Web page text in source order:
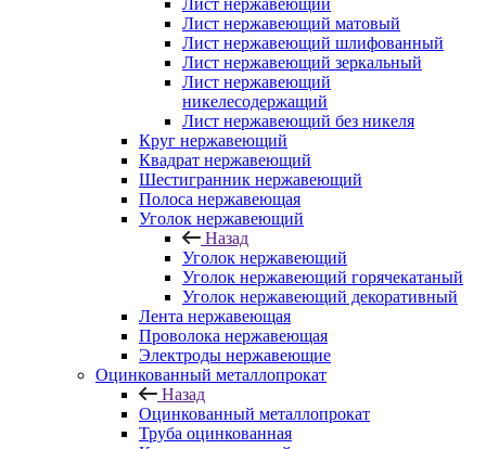
Лист нержавеющий
Лист нержавеющий матовый
Лист нержавеющий шлифованный
Лист нержавеющий зеркальный
Лист нержавеющий
никелесодержащий
Лист нержавеющий без никеля
Круг нержавеющий
Квадрат нержавеющий
Шестигранник нержавеющий
Полоса нержавеющая
Уголок нержавеющий
Назад
Уголок нержавеющий
Уголок нержавеющий горячекатаный
Уголок нержавеющий декоративный
Лента нержавеющая
Проволока нержавеющая
Электроды нержавеющие
Оцинкованный металлопрокат
Назад
Оцинкованный металлопрокат
Труба оцинкованная